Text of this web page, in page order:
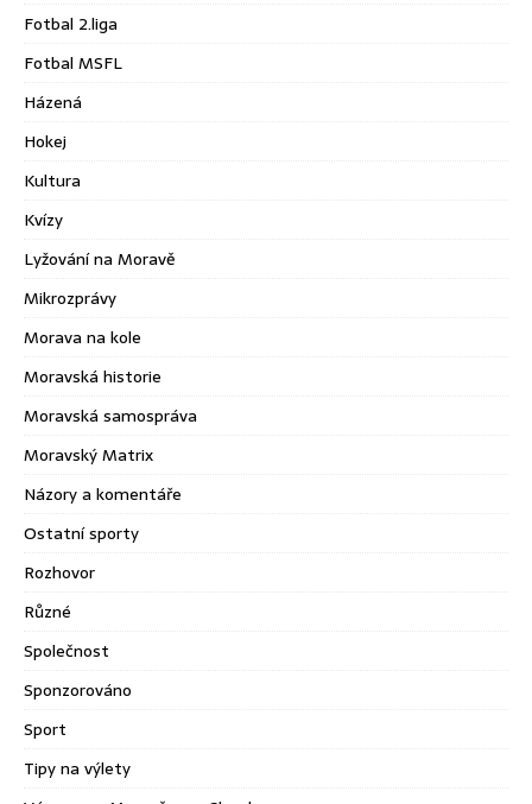
Fotbal 2.liga
Fotbal MSFL
Házená
Hokej
Kultura
Kvízy
Lyžování na Moravě
Mikrozprávy
Morava na kole
Moravská historie
Moravská samospráva
Moravský Matrix
Názory a komentáře
Ostatní sporty
Rozhovor
Různé
Společnost
Sponzorováno
Sport
Tipy na výlety